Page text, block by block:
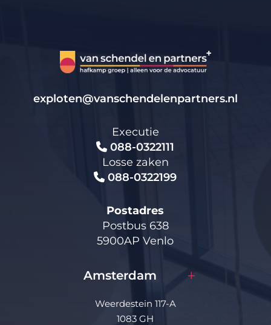
exploten@vanschendelenpartners.nl
Executie
088-0322111
Losse zaken
088-0322199
Postadres
Postbus 638
5900AP Venlo
Amsterdam
Weerdestein 117-A
1083 GH